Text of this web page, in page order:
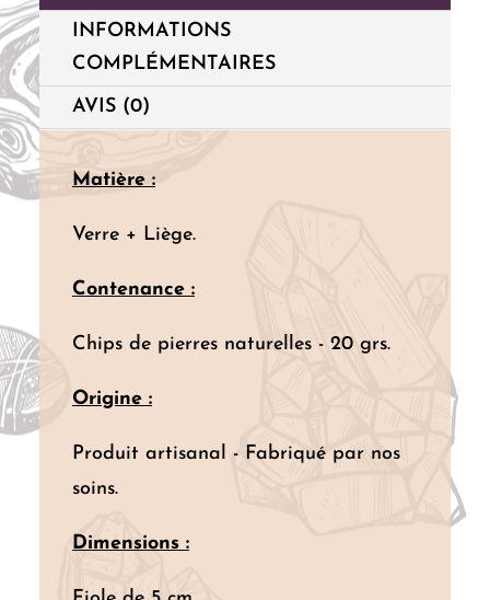
INFORMATIONS
COMPLÉMENTAIRES
AVIS (0)
Matière :
Verre + Liège.
Contenance :
Chips de pierres naturelles - 20 grs.
Origine :
Produit artisanal - Fabriqué par nos
soins.
Dimensions :